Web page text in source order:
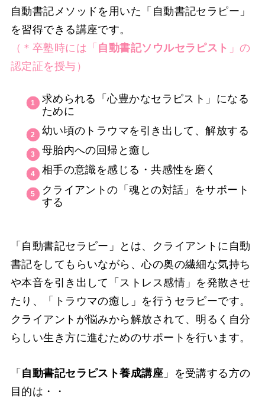
自動書記メソッドを用いた「自動書記セラピー」
を習得できる講座です。
（＊卒塾時には「 自動書記ソウルセラピスト 」の
認定証を授与）
求められる「心豊かなセラピスト」になる
ために
幼い頃のトラウマを引き出して、解放する
母胎内への回帰と癒し
相手の意識を感じる・共感性を磨く
クライアントの「魂との対話」をサポート
する
「自動書記セラピー」とは、クライアントに自動
書記をしてもらいながら、心の奥の繊細な気持ち
や本音を引き出して「ストレス感情」を発散させ
たり、「トラウマの癒し」を行うセラピーです。
クライアントが悩みから解放されて、明るく自分
らしい生き方に進むためのサポートを行います。
「 自動書記セラピスト養成講座 」を受講する方の
目的は・・